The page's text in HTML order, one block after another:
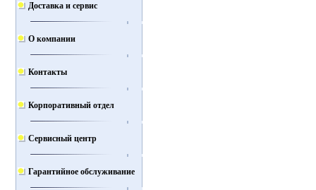
Доставка и сервис
О компании
Контакты
Корпоративный отдел
Сервисный центр
Гарантийное обслуживание